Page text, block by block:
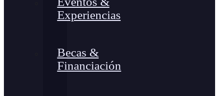
Experiencias
Becas &
Financiación